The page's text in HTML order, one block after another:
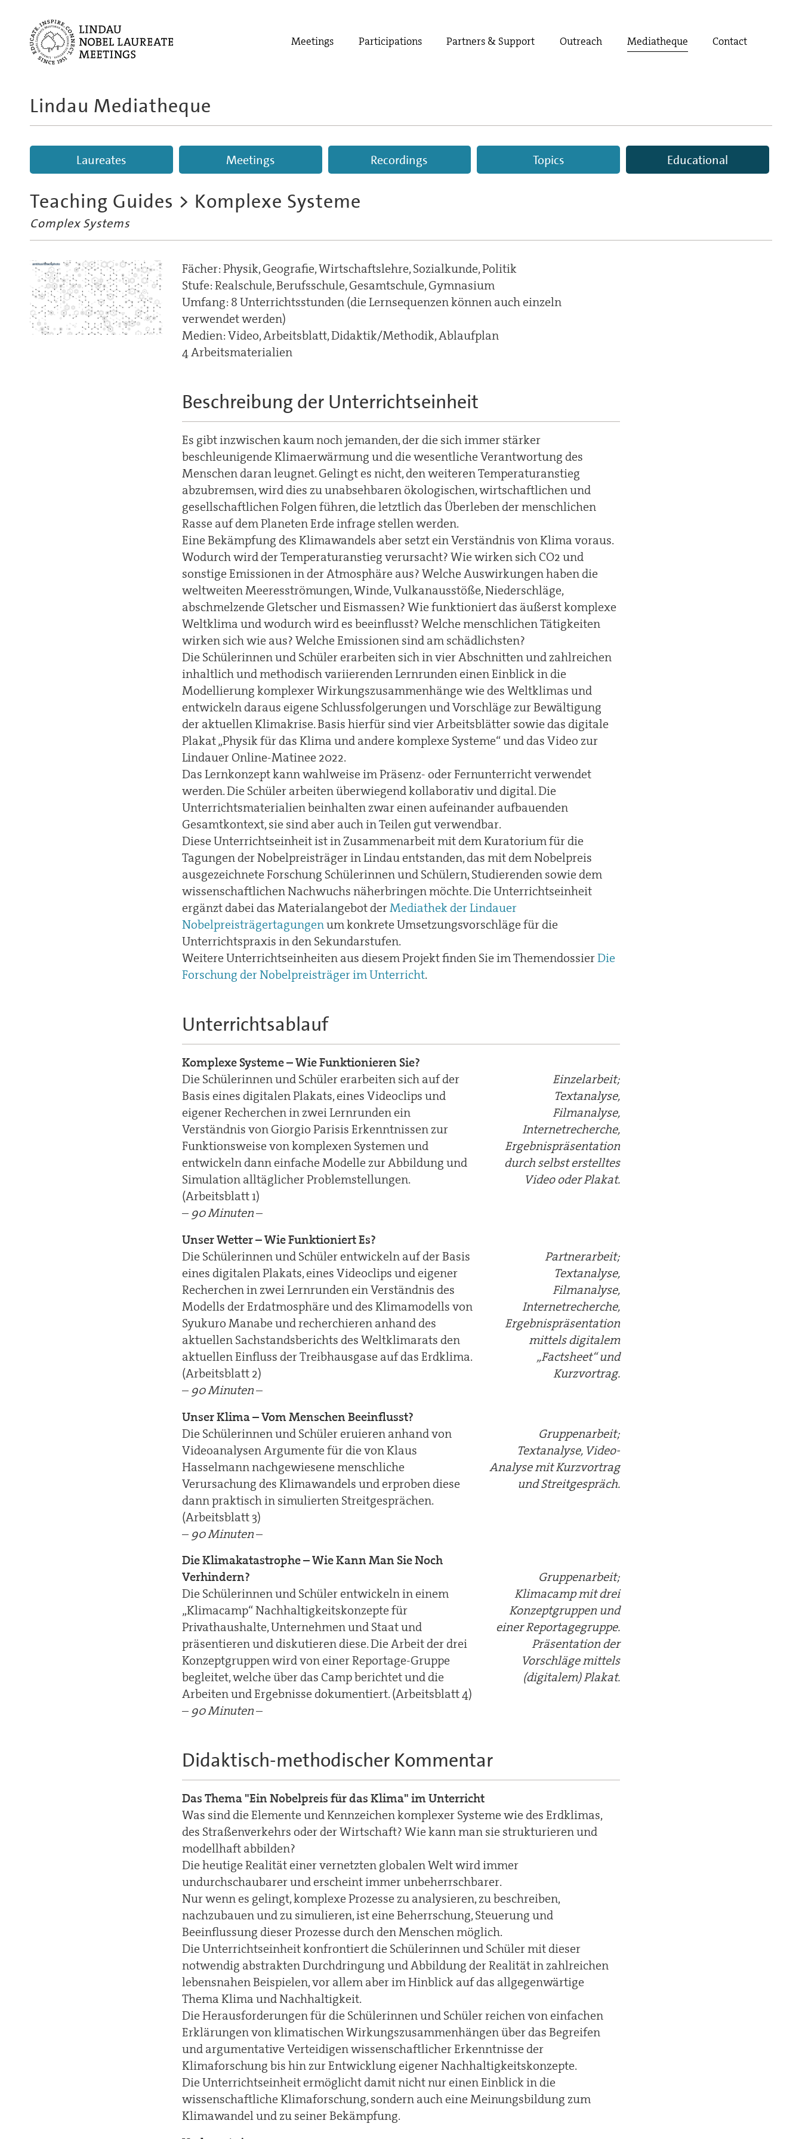
Meetings Participations Partners & Support Outreach Mediatheque Contact
Lindau Mediatheque
Laureates Meetings Recordings Topics Educational
Teaching Guides > Komplexe Systeme
Complex Systems
Fächer: Physik, Geografie, Wirtschaftslehre, Sozialkunde, Politik
Stufe: Realschule, Berufsschule, Gesamtschule, Gymnasium
Umfang: 8 Unterrichtsstunden (die Lernsequenzen können auch einzeln
verwendet werden)
Medien: Video, Arbeitsblatt, Didaktik/Methodik, Ablaufplan
4 Arbeitsmaterialien
Beschreibung der Unterrichtseinheit
Es gibt inzwischen kaum noch jemanden, der die sich immer stärker
beschleunigende Klimaerwärmung und die wesentliche Verantwortung des
Menschen daran leugnet. Gelingt es nicht, den weiteren Temperaturanstieg
abzubremsen, wird dies zu unabsehbaren ökologischen, wirtschaftlichen und
gesellschaftlichen Folgen führen, die letztlich das Überleben der menschlichen
Rasse auf dem Planeten Erde infrage stellen werden.
Eine Bekämpfung des Klimawandels aber setzt ein Verständnis von Klima voraus.
Wodurch wird der Temperaturanstieg verursacht? Wie wirken sich CO2 und
sonstige Emissionen in der Atmosphäre aus? Welche Auswirkungen haben die
weltweiten Meeresströmungen, Winde, Vulkanausstöße, Niederschläge,
abschmelzende Gletscher und Eismassen? Wie funktioniert das äußerst komplexe
Weltklima und wodurch wird es beeinflusst? Welche menschlichen Tätigkeiten
wirken sich wie aus? Welche Emissionen sind am schädlichsten?
Die Schülerinnen und Schüler erarbeiten sich in vier Abschnitten und zahlreichen
inhaltlich und methodisch variierenden Lernrunden einen Einblick in die
Modellierung komplexer Wirkungszusammenhänge wie des Weltklimas und
entwickeln daraus eigene Schlussfolgerungen und Vorschläge zur Bewältigung
der aktuellen Klimakrise. Basis hierfür sind vier Arbeitsblätter sowie das digitale
Plakat „Physik für das Klima und andere komplexe Systeme“ und das Video zur
Lindauer Online-Matinee 2022.
Das Lernkonzept kann wahlweise im Präsenz- oder Fernunterricht verwendet
werden. Die Schüler arbeiten überwiegend kollaborativ und digital. Die
Unterrichtsmaterialien beinhalten zwar einen aufeinander aufbauenden
Gesamtkontext, sie sind aber auch in Teilen gut verwendbar.
Diese Unterrichtseinheit ist in Zusammenarbeit mit dem Kuratorium für die
Tagungen der Nobelpreisträger in Lindau entstanden, das mit dem Nobelpreis
ausgezeichnete Forschung Schülerinnen und Schülern, Studierenden sowie dem
wissenschaftlichen Nachwuchs näherbringen möchte. Die Unterrichtseinheit
ergänzt dabei das Materialangebot derMediathek der Lindauer
Nobelpreisträgertagungenum konkrete Umsetzungsvorschläge für die
Unterrichtspraxis in den Sekundarstufen.
Weitere Unterrichtseinheiten aus diesem Projekt finden Sie im ThemendossierDie
Forschung der Nobelpreisträger im Unterricht.
Unterrichtsablauf
Komplexe Systeme – Wie Funktionieren Sie?
Die Schülerinnen und Schüler erarbeiten sich auf der
Basis eines digitalen Plakats, eines Videoclips und
eigener Recherchen in zwei Lernrunden ein
Verständnis von Giorgio Parisis Erkenntnissen zur
Funktionsweise von komplexen Systemen und
entwickeln dann einfache Modelle zur Abbildung und
Simulation alltäglicher Problemstellungen.
(Arbeitsblatt 1)
– 90 Minuten–
Einzelarbeit;
Textanalyse,
Filmanalyse,
Internetrecherche,
Ergebnispräsentation
durch selbst erstelltes
Video oder Plakat.
Unser Wetter – Wie Funktioniert Es?
Die Schülerinnen und Schüler entwickeln auf der Basis
eines digitalen Plakats, eines Videoclips und eigener
Recherchen in zwei Lernrunden ein Verständnis des
Modells der Erdatmosphäre und des Klimamodells von
Syukuro Manabe und recherchieren anhand des
aktuellen Sachstandsberichts des Weltklimarats den
aktuellen Einfluss der Treibhausgase auf das Erdklima.
(Arbeitsblatt 2)
– 90 Minuten–
Partnerarbeit;
Textanalyse,
Filmanalyse,
Internetrecherche,
Ergebnispräsentation
mittels digitalem
„Factsheet“ und
Kurzvortrag.
Unser Klima – Vom Menschen Beeinflusst?
Die Schülerinnen und Schüler eruieren anhand von
Videoanalysen Argumente für die von Klaus
Hasselmann nachgewiesene menschliche
Verursachung des Klimawandels und erproben diese
dann praktisch in simulierten Streitgesprächen.
(Arbeitsblatt 3)
– 90 Minuten–
Gruppenarbeit;
Textanalyse, Video-
Analyse mit Kurzvortrag
und Streitgespräch.
Die Klimakatastrophe – Wie Kann Man Sie Noch
Verhindern?
Die Schülerinnen und Schüler entwickeln in einem
„Klimacamp“ Nachhaltigkeitskonzepte für
Privathaushalte, Unternehmen und Staat und
präsentieren und diskutieren diese. Die Arbeit der drei
Konzeptgruppen wird von einer Reportage-Gruppe
begleitet, welche über das Camp berichtet und die
Arbeiten und Ergebnisse dokumentiert. (Arbeitsblatt 4)
– 90 Minuten–
Gruppenarbeit;
Klimacamp mit drei
Konzeptgruppen und
einer Reportagegruppe.
Präsentation der
Vorschläge mittels
(digitalem) Plakat.
Didaktisch-methodischer Kommentar
Das Thema "Ein Nobelpreis für das Klima" im Unterricht
Was sind die Elemente und Kennzeichen komplexer Systeme wie des Erdklimas,
des Straßenverkehrs oder der Wirtschaft? Wie kann man sie strukturieren und
modellhaft abbilden?
Die heutige Realität einer vernetzten globalen Welt wird immer
undurchschaubarer und erscheint immer unbeherrschbarer.
Nur wenn es gelingt, komplexe Prozesse zu analysieren, zu beschreiben,
nachzubauen und zu simulieren, ist eine Beherrschung, Steuerung und
Beeinflussung dieser Prozesse durch den Menschen möglich.
Die Unterrichtseinheit konfrontiert die Schülerinnen und Schüler mit dieser
notwendig abstrakten Durchdringung und Abbildung der Realität in zahlreichen
lebensnahen Beispielen, vor allem aber im Hinblick auf das allgegenwärtige
Thema Klima und Nachhaltigkeit.
Die Herausforderungen für die Schülerinnen und Schüler reichen von einfachen
Erklärungen von klimatischen Wirkungszusammenhängen über das Begreifen
und argumentative Verteidigen wissenschaftlicher Erkenntnisse der
Klimaforschung bis hin zur Entwicklung eigener Nachhaltigkeitskonzepte.
Die Unterrichtseinheit ermöglicht damit nicht nur einen Einblick in die
wissenschaftliche Klimaforschung, sondern auch eine Meinungsbildung zum
Klimawandel und zu seiner Bekämpfung.